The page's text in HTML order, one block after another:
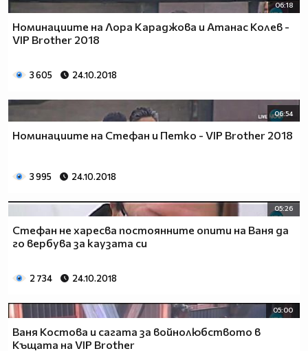
06:18
Номинациите на Лора Караджова и Атанас Колев -
VIP Brother 2018
3 605 24.10.2018
06:54
Номинациите на Стефан и Петко - VIP Brother 2018
3 995 24.10.2018
05:26
Стефан не харесва постоянните опити на Ваня да
го вербува за каузата си
2 734 24.10.2018
05:00
Ваня Костова и сагата за войнолюбството в
Къщата на VIP Brother